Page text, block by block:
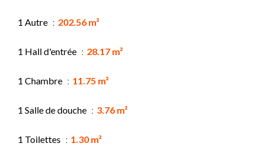
1 Autre 202.56 m²
1 Hall d'entrée 28.17 m²
1 Chambre 11.75 m²
1 Salle de douche 3.76 m²
1 Toilettes 1.30 m²